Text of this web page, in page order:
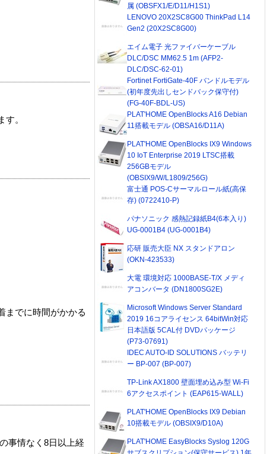
。
までに時間がかかる
事情なく8日以上経
属 (OBSFX1/E/D11/H1S1)
LENOVO 20X2SC8G00 ThinkPad L14
Gen2 (20X2SC8G00)
エイム電子 光ファイバーケーブル
DLC/DSC MM62.5 1m (AFP2-
DLC/DSC-62-01)
Fortinet FortiGate-40F バンドルモデル
(初年度先出しセンドバック保守付)
(FG-40F-BDL-US)
PLAT'HOME OpenBlocks A16 Debian
11搭載モデル (OBSA16/D11A)
PLAT'HOME OpenBlocks IX9 Windows
10 IoT Enterprise 2019 LTSC搭載
256GBモデル
(OBSIX9/W/L1809/256G)
富士通 POS-Cサーマルロール紙(高保
存) (0722410-P)
パナソニック 感熱記録紙B4(6本入り)
UG-0001B4 (UG-0001B4)
応研 販売大臣 NX スタンドアロン
(OKN-423533)
大電 環境対応 1000BASE-T/X メディ
アコンバータ (DN1800SG2E)
Microsoft Windows Server Standard
2019 16コアライセンス 64bitWin対応
日本語版 5CAL付 DVDパッケージ
(P73-07691)
IDEC AUTO-ID SOLUTIONS バッテリ
ー BP-007 (BP-007)
TP-Link AX1800 壁面埋め込み型 Wi-Fi
6アクセスポイント (EAP615-WALL)
PLAT'HOME OpenBlocks IX9 Debian
10搭載モデル (OBSIX9/D10A)
PLAT'HOME EasyBlocks Syslog 120G